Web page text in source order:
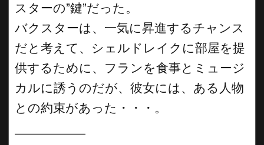
スターの”鍵”だった。
バクスターは、一気に昇進するチャンス
だと考えて、シェルドレイクに部屋を提
供するために、フランを食事とミュージ
カルに誘うのだが、彼女には、ある人物
との約束があった・・・。